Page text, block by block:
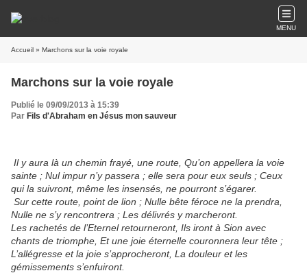
MENU
Accueil » Marchons sur la voie royale
Marchons sur la voie royale
Publié le 09/09/2013 à 15:39
Par Fils d'Abraham en Jésus mon sauveur
Il y aura là un chemin frayé, une route, Qu’on appellera la voie
sainte ; Nul impur n’y passera ; elle sera pour eux seuls ; Ceux
qui la suivront, même les insensés, ne pourront s’égarer.
Sur cette route, point de lion ; Nulle bête féroce ne la prendra,
Nulle ne s’y rencontrera ; Les délivrés y marcheront.
Les rachetés de l’Eternel retourneront, Ils iront à Sion avec
chants de triomphe, Et une joie éternelle couronnera leur tête ;
L’allégresse et la joie s’approcheront, La douleur et les
gémissements s’enfuiront.